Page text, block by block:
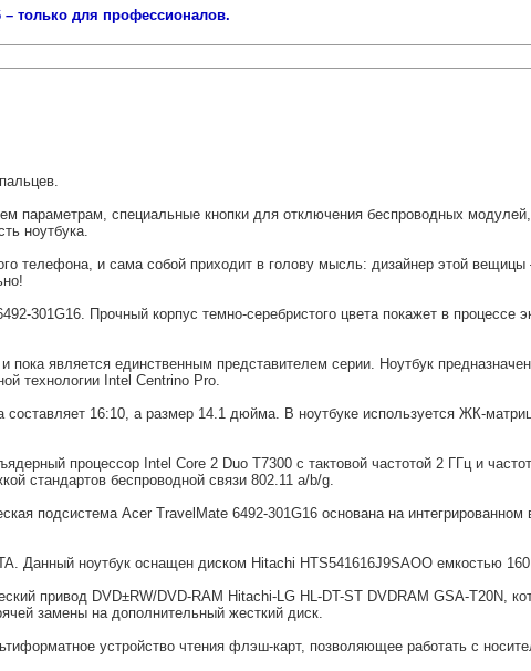
– только для профессионалов.
параметрам, специальные кнопки для отключения беспроводных
ноутбука.
телефона, и сама собой приходит в голову мысль: дизайнер этой
301G16. Прочный корпус темно-серебристого цвета покажет в процессе
является единственным представителем серии. Ноутбук
технологии Intel Centrino Рrо.
16:10, а размер 14.1 дюйма. В ноутбуке используется ЖК-
процессор Intel Core 2 Duo Т7300 с тактовой частотой 2 ГГц и
стандартов беспроводной связи 802.11 а/b/g.
подсистема Acer TravelMate 6492-301G16 основана на
Данный ноутбук оснащен диском Hitachi HTS541616J9SAOO емкостью
привод DVD±RW/DVD-RAM Hitachi-LG HL-DT-ST DVDRAM GSА-Т20N,
замены на дополнительный жесткий диск.
устройство чтения флэш-карт, позволяющее работать с